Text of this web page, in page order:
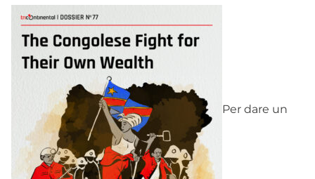
Per dare un